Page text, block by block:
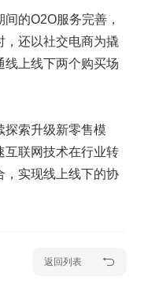
的O2O服务完善，
，还以社交电商为撬
线上线下两个购买场
探索升级新零售模
互联网技术在行业转
，实现线上线下的协
返回列表